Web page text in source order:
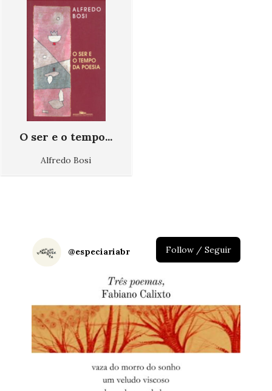
O ser e o tempo...
Alfredo Bosi
@especiariabr Follow / Seguir